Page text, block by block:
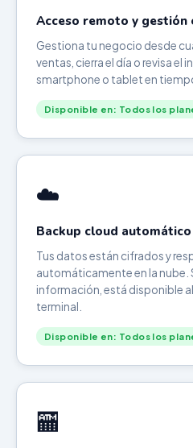
Acceso remoto y gestión
Gestiona tu negocio desde
ventas, cierra el día o revisa el
smartphone o tablet en
Disponible en: Todos los
☁️
Backup cloud automático
Tus datos están cifrados y
automáticamente en la nube.
información, está disponible
terminal.
Disponible en: Todos los
🏧